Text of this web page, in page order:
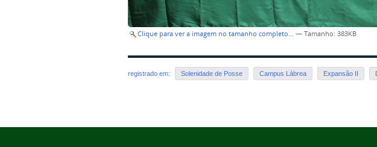
Clique para ver a imagem no tamanho completo… — Tamanho: 383KB
registrado em: Solenidade de Posse Campus Lábrea Expansão II